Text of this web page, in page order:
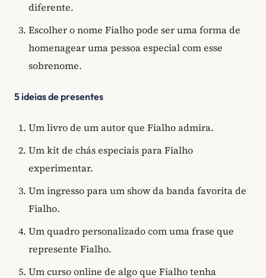
diferente.
Escolher o nome Fialho pode ser uma forma de
homenagear uma pessoa especial com esse
sobrenome.
5 ideias de presentes
Um livro de um autor que Fialho admira.
Um kit de chás especiais para Fialho
experimentar.
Um ingresso para um show da banda favorita de
Fialho.
Um quadro personalizado com uma frase que
represente Fialho.
Um curso online de algo que Fialho tenha